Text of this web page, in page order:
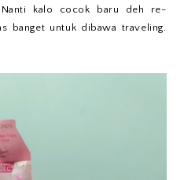
kalo cocok baru deh re-
banget untuk dibawa traveling.